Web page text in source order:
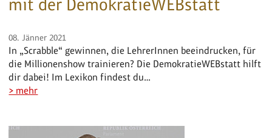
mit der DemokratieWEBstatt
08. Jänner 2021
In „Scrabble“ gewinnen, die LehrerInnen beeindrucken, für
die Millionenshow trainieren? Die DemokratieWEBstatt hilft
dir dabei! Im Lexikon findest du…
> mehr